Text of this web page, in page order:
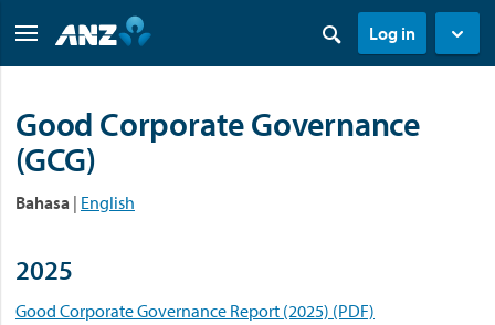
Log in
Good Corporate Governance
(GCG)
Bahasa | English
2025
Good Corporate Governance Report (2025) (PDF)